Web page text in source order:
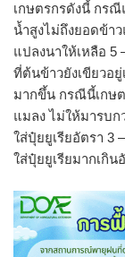
เกษตรกรดังนี้ กรณี
น้ำสูงไม่ถึงยอดข้า
แปลงนาให้เหลือ 5
ที่ต้นข้าวยังเขียวอ
มากขึ้น กรณีนี้เกษ
แมลง ไม่ให้มารบก
ใส่ปุ๋ยยูเรียอัตรา 3
ใส่ปุ๋ยยูเรียมากเกิ